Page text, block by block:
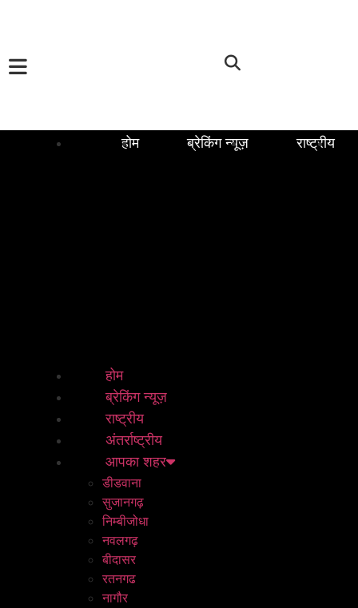
होम ब्रेकिंग न्यूज़ राष्ट्रीय
होम
ब्रेकिंग न्यूज़
राष्ट्रीय
अंतर्राष्ट्रीय
आपका शहर
डीडवाना
सुजानगढ़
निम्बीजोधा
नवलगढ़
बीदासर
रतनगढ
नागौर